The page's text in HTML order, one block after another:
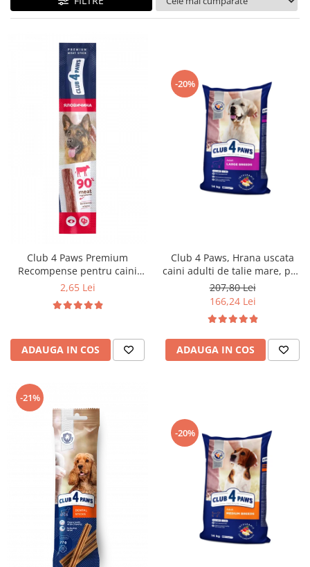
Club 4 Paws Premium
Recompense pentru caini
stick cu vita, 12g
2,65 Lei
ADAUGA IN COS
-20%
Club 4 Paws, Hrana uscata
caini adulti de talie mare, pui,
14kg
207,80 Lei
166,24 Lei
ADAUGA IN COS
-21%
-20%